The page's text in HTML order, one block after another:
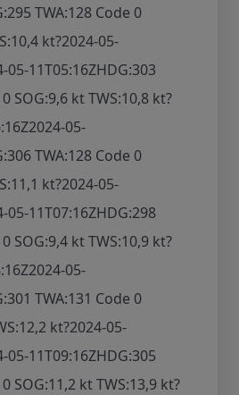
TWA:128 Code 0
kt?2024-05-
05-11T05:16ZHDG:303
SOG:9,6 kt TWS:10,8 kt?
2024-05-
TWA:128 Code 0
kt?2024-05-
05-11T07:16ZHDG:298
SOG:9,4 kt TWS:10,9 kt?
2024-05-
TWA:131 Code 0
kt?2024-05-
05-11T09:16ZHDG:305
SOG:11,2 kt TWS:13,9 kt?